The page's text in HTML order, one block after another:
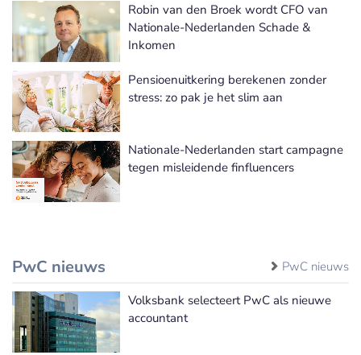
Nationale Nederlanden nieuws
Robin van den Broek wordt CFO van
Nationale-Nederlanden Schade &
Inkomen
Pensioenuitkering berekenen zonder
stress: zo pak je het slim aan
Nationale-Nederlanden start campagne
tegen misleidende finfluencers
PwC nieuws PwC nieuws
Volksbank selecteert PwC als nieuwe
accountant